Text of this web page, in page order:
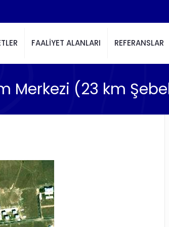
FAALİYET ALANLARI REFERANSLAR
Merkezi (23 km